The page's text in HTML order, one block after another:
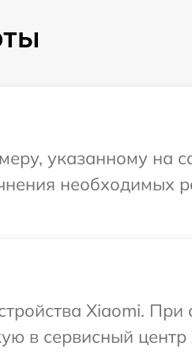
указанному на
необходимых
Xiaomi. При
в сервисный центр